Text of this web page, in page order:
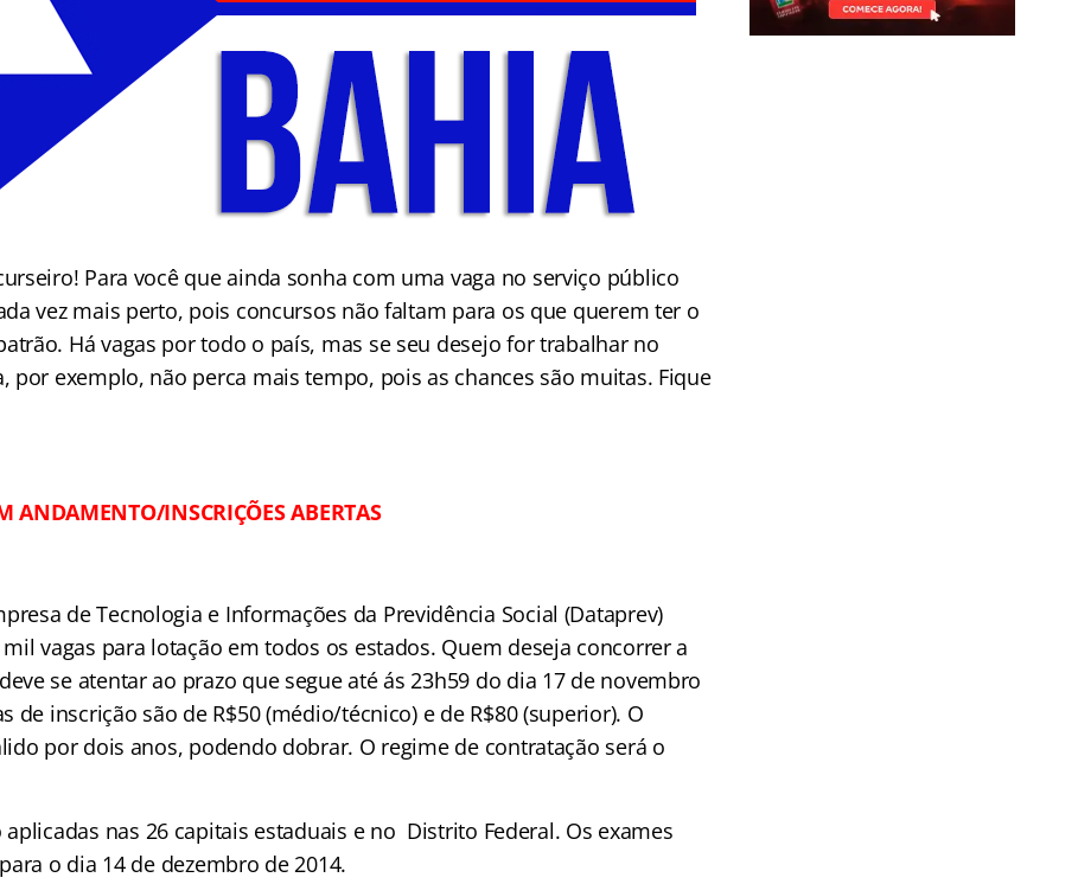
Para você que ainda sonha com uma vaga no serviço público
vez mais perto, pois concursos não faltam para os que querem ter o
Há vagas por todo o país, mas se seu desejo for trabalhar no
por exemplo, não perca mais tempo, pois as chances são muitas. Fique
ANDAMENTO/INSCRIÇÕES ABERTAS
de Tecnologia e Informações da Previdência Social (Dataprev)
vagas para lotação em todos os estados. Quem deseja concorrer a
se atentar ao prazo que segue até ás 23h59 do dia 17 de novembro
de inscrição são de R$50 (médio/técnico) e de R$80 (superior). O
por dois anos, podendo dobrar. O regime de contratação será o
aplicadas nas 26 capitais estaduais e no Distrito Federal. Os exames
o dia 14 de dezembro de 2014.